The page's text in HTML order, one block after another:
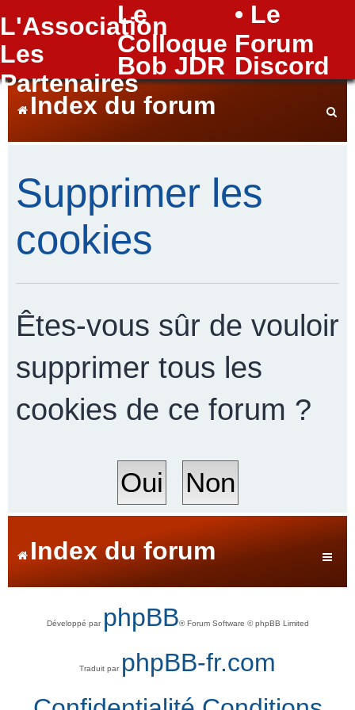
L'Association
Le
Colloque
• Le
Forum
Les
Partenaires
Bob JDR Discord
FAQ
Index du forum
h
h
e
Supprimer les
cookies
Êtes-vous sûr de vouloir
supprimer tous les
cookies de ce forum ?
Index du forum
Développé par phpBB® Forum Software © phpBB Limited
Traduit par phpBB-fr.com